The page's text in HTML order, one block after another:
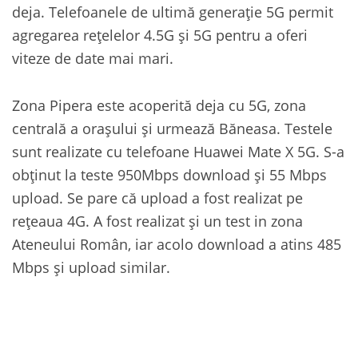
deja. Telefoanele de ultimă generație 5G permit
agregarea rețelelor 4.5G și 5G pentru a oferi
viteze de date mai mari.
Zona Pipera este acoperită deja cu 5G, zona
centrală a orașului și urmează Băneasa. Testele
sunt realizate cu telefoane Huawei Mate X 5G. S-a
obținut la teste 950Mbps download și 55 Mbps
upload. Se pare că upload a fost realizat pe
rețeaua 4G. A fost realizat și un test in zona
Ateneului Român, iar acolo download a atins 485
Mbps și upload similar.